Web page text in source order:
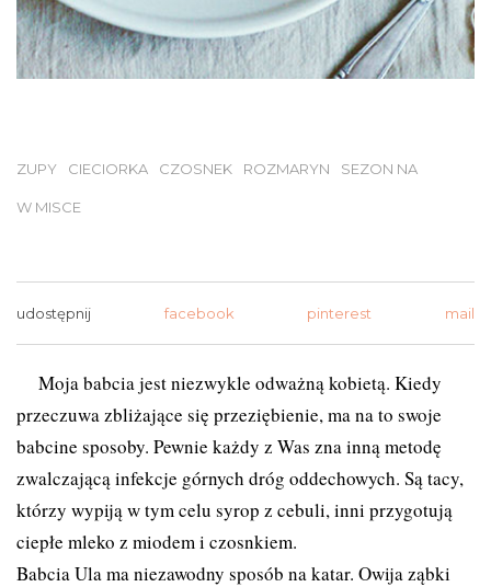
ZUPY CIECIORKA CZOSNEK ROZMARYN SEZON NA
W MISCE
udostępnij facebook pinterest mail
Moja babcia jest niezwykle odważną kobietą. Kiedy
przeczuwa zbliżające się przeziębienie, ma na to swoje
babcine sposoby. Pewnie każdy z Was zna inną metodę
zwalczającą infekcje górnych dróg oddechowych. Są tacy,
którzy wypiją w tym celu syrop z cebuli, inni przygotują
ciepłe mleko z miodem i czosnkiem.
Babcia Ula ma niezawodny sposób na katar. Owija ząbki